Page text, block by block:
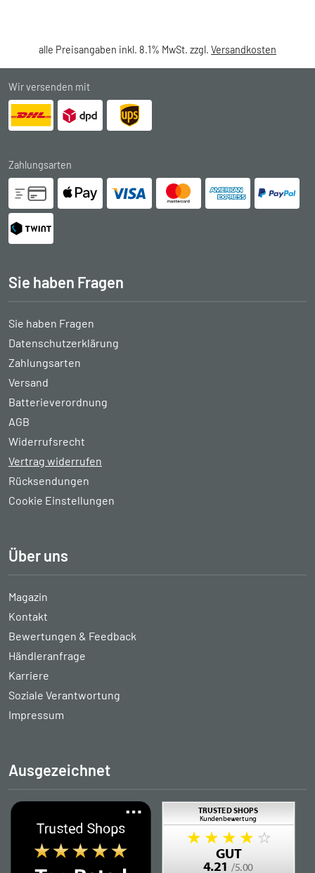
alle Preisangaben inkl. 8.1% MwSt. zzgl. Versandkosten
Wir versenden mit
Zahlungsarten
Sie haben Fragen
Sie haben Fragen
Datenschutzerklärung
Zahlungsarten
Versand
Batterieverordnung
AGB
Widerrufsrecht
Vertrag widerrufen
Rücksendungen
Cookie Einstellungen
Über uns
Magazin
Kontakt
Bewertungen & Feedback
Händleranfrage
Karriere
Soziale Verantwortung
Impressum
Ausgezeichnet